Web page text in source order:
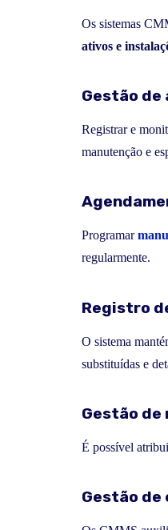
Os sistemas
ativos e
Gestão
Registrar e
manutenção e
Programar
regularmente.
Registro
O sistema
substituídas e
Gestão de
É possível
Gestão